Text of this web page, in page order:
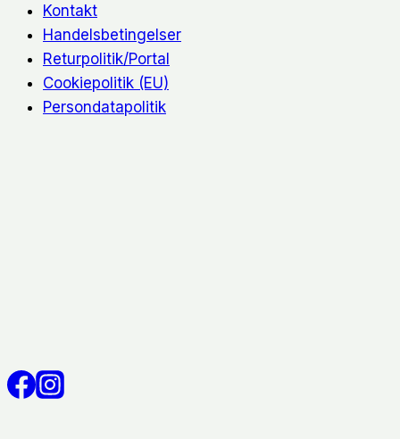
Kontakt
Handelsbetingelser
Returpolitik/Portal
Cookiepolitik (EU)
Persondatapolitik